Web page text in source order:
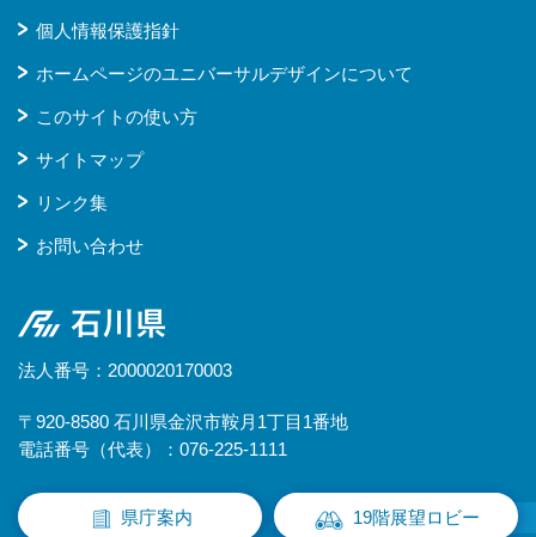
個人情報保護指針
ホームページのユニバーサルデザインについて
このサイトの使い方
サイトマップ
リンク集
お問い合わせ
石川県
法人番号：2000020170003
〒920-8580 石川県金沢市鞍月1丁目1番地
電話番号（代表）：076-225-1111
県庁案内 19階展望ロビー